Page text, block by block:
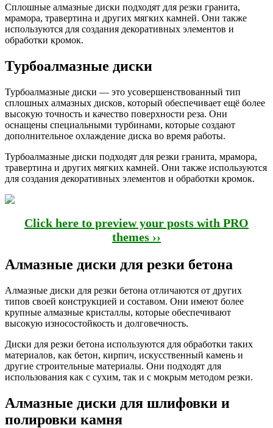
Сплошные алмазные диски подходят для резки гранита,
мрамора, травертина и других мягких камней. Они также
используются для создания декоративных элементов и
обработки кромок.
Турбоалмазные диски
Турбоалмазные диски — это усовершенствованный тип
сплошных алмазных дисков, который обеспечивает ещё более
высокую точность и качество поверхности реза. Они
оснащены специальными турбинами, которые создают
дополнительное охлаждение диска во время работы.
Турбоалмазные диски подходят для резки гранита, мрамора,
травертина и других мягких камней. Они также используются
для создания декоративных элементов и обработки кромок.
Click here to preview your posts with PRO
themes ››
Алмазные диски для резки бетона
Алмазные диски для резки бетона отличаются от других
типов своей конструкцией и составом. Они имеют более
крупные алмазные кристаллы, которые обеспечивают
высокую износостойкость и долговечность.
Диски для резки бетона используются для обработки таких
материалов, как бетон, кирпич, искусственный камень и
другие строительные материалы. Они подходят для
использования как с сухим, так и с мокрым методом резки.
Алмазные диски для шлифовки и
полировки камня